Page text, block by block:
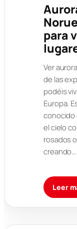
para
Ver
de las
podéis
Europa.
conocido
el cielo
rosados
creando…
Leer